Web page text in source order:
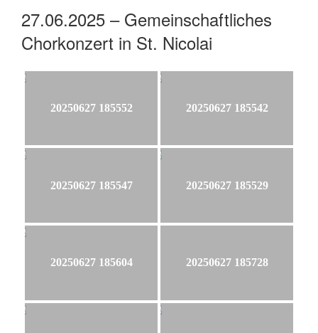
27.06.2025 – Gemeinschaftliches
Chorkonzert in St. Nicolai
20250627 185552 20250627 185542
20250627 185547 20250627 185529
20250627 185604 20250627 185728